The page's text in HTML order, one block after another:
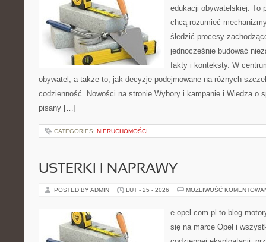
edukacji obywatelskiej. To
chcą rozumieć
śledzić procesy
jednocześnie budować
fakty i konteksty. W
obywatel, a także to, jak decyzje podejmowane na różnych
codzienność. Nowości na stronie Wybory i kampanie i Wiedza o
pisany […]
CATEGORIES: NIERUCHOMOŚCI
USTERKI I NAPRAWY
POSTED BY ADMIN LUT - 25 - 2026 MOŻLIWOŚĆ
e-opel.com.pl to blog
się na marce Opel i